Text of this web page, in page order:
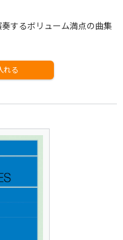
するボリューム満点の曲集
れる